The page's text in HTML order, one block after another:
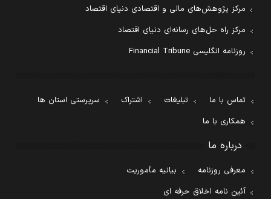
مرکز پژوهش‌های مالی و اقتصادی دنیای اقتصاد
مرکز راه حل‌های رسانه‌ای دنیای اقتصاد
روزنامه انگلیسی Financial Tribune
تماس با ما تبلیغات اشتراک
سرپرستی استان ها
همکاری با ما
درباره ما
معرفی روزنامه
بیانیه مأموریت
آئین نامه اخلاق حرفه ای